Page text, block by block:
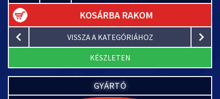
KOSÁRBA RAKOM
VISSZA A KATEGÓRIÁHOZ
KÉSZLETEN
GYÁRTÓ